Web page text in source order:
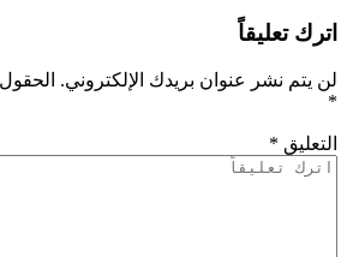
اترك تعليقاً
لن يتم نشر عنوان بريدك الإلكتروني.
*
التعليق *